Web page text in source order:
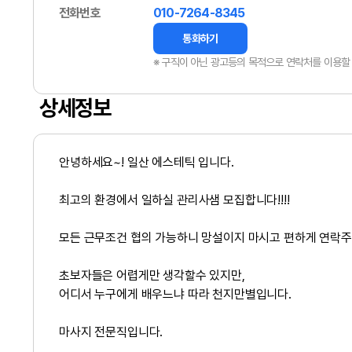
전화번호 010-7264-8345
통화하기
※ 구직이 아닌 광고등의 목적으로 연락처를 이용
상세정보
안녕하세요~! 일산에스테틱 입니다.
최고의 환경에서 일하실 관리사샘 모집합니다!!!!
모든 근무조건 협의 가능하니 망설이지 마시고 편하게 연락
초보자들은 어렵게만 생각할수 있지만,
어디서 누구에게 배우느냐 따라 천지만별입니다.
마사지 전문직입니다.